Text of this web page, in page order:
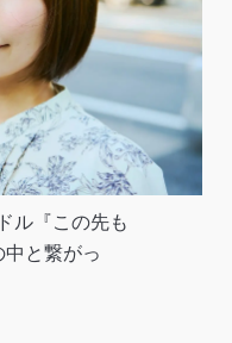
ル『この先も
と繋がっ